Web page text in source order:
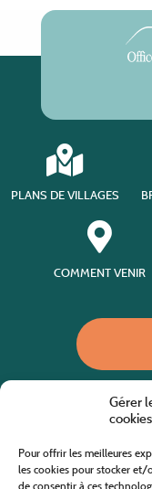
Gérer
cookies
Pour offrir les meilleures
les cookies pour stocker et/
de consentir à ces
PLANS DE VILLAGES
COMMENT VENIR